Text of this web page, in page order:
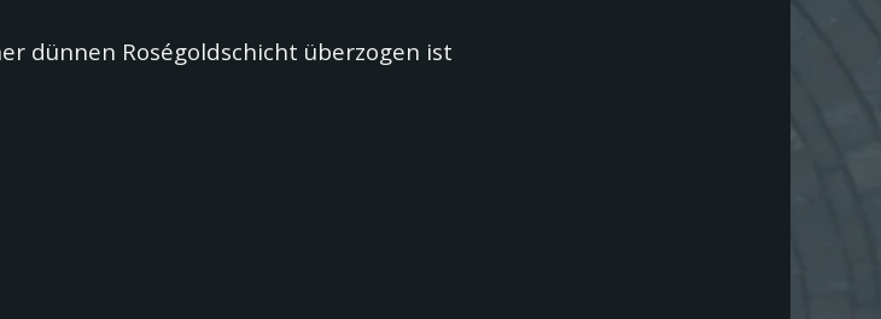
dünnen Roségoldschicht überzogen ist